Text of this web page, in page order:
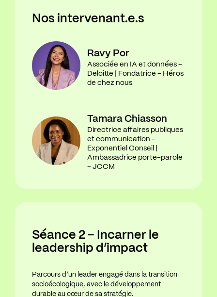
Nos intervenant.e.s
Ravy Por
Associée en IA et données -
Deloitte | Fondatrice - Héros
de chez nous
Tamara Chiasson
Directrice affaires publiques
et communication -
Exponentiel Conseil |
Ambassadrice porte-parole
- JCCM
Séance 2 – Incarner le
leadership d’impact
Parcours d’un leader engagé dans la transition
socioécologique, avec le développement
durable au cœur de sa stratégie.